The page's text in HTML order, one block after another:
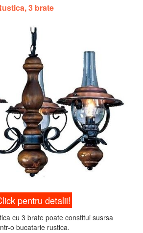
3 brate
pentru detalii!
cu 3 brate poate constitui susrsa
o bucatarie rustica.